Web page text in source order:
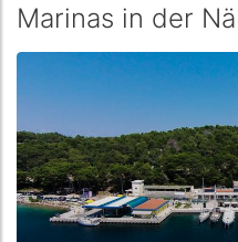
Marinas in der